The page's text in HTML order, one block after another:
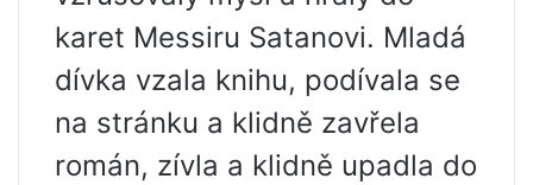
karet Messiru Satanovi. Mladá
dívka vzala knihu, podívala se
na stránku a klidně zavřela
román, zívla a klidně upadla do